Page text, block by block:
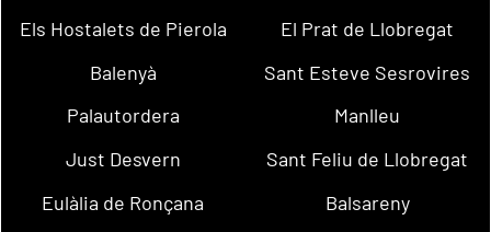
Els Hostalets de Pierola
El Prat de Llobregat
Balenyà
Sant Esteve Sesrovires
Palautordera
Manlleu
Just Desvern
Sant Feliu de Llobregat
Eulàlia de Ronçana
Balsareny